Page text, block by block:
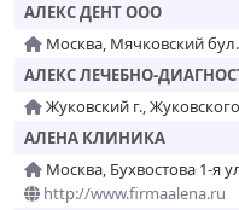
АЛЕКС ДЕНТ ООО
Москва, Мячковский
АЛЕКС ЛЕЧЕБНО-
Жуковский г.,
АЛЕНА КЛИНИКА
Москва, Бухвостова 1-я
http://www.firmaalena.ru